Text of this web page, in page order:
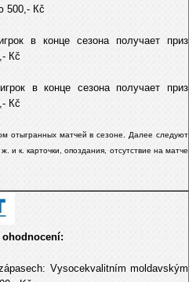
500,- Кč
в конце сезона получает приз
Кč
в конце сезона получает приз
Кč
отыгранных матчей в сезоне. Далее следуют
и к. карточки, опоздания, отсутствие на матче
ohodnocení:
Vysocekvalitním moldavským